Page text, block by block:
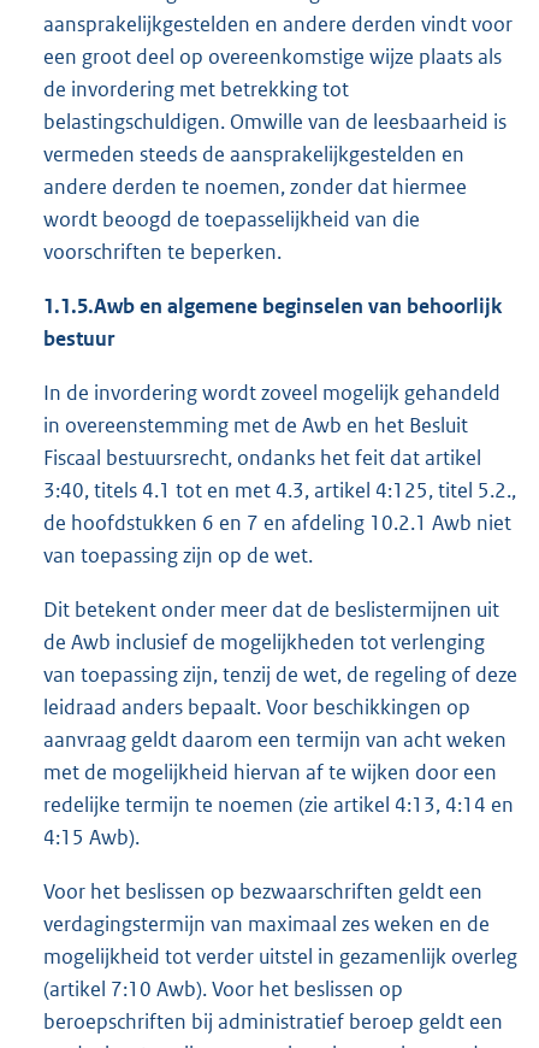
aansprakelijkgestelden en andere derden vindt voor
een groot deel op overeenkomstige wijze plaats als
de invordering met betrekking tot
belastingschuldigen. Omwille van de leesbaarheid is
vermeden steeds de aansprakelijkgestelden en
andere derden te noemen, zonder dat hiermee
wordt beoogd de toepasselijkheid van die
voorschriften te beperken.
1.1.5.Awben algemene beginselen van behoorlijk
bestuur
In de invordering wordt zoveel mogelijk gehandeld
in overeenstemming met de Awb en het Besluit
Fiscaal bestuursrecht, ondanks het feit dat artikel
3:40, titels 4.1 tot en met 4.3, artikel 4:125, titel 5.2.,
de hoofdstukken 6 en 7 en afdeling 10.2.1 Awb niet
van toepassing zijn op de wet.
Dit betekent onder meer dat de beslistermijnen uit
de Awb inclusief de mogelijkheden tot verlenging
van toepassing zijn, tenzij de wet, de regeling of deze
leidraad anders bepaalt. Voor beschikkingen op
aanvraag geldt daarom een termijn van acht weken
met de mogelijkheid hiervan af te wijken door een
redelijke termijn te noemen (zie artikel 4:13, 4:14 en
4:15 Awb).
Voor het beslissen op bezwaarschriften geldt een
verdagingstermijn van maximaal zes weken en de
mogelijkheid tot verder uitstel in gezamenlijk overleg
(artikel 7:10 Awb). Voor het beslissen op
beroepschriften bij administratief beroep geldt een